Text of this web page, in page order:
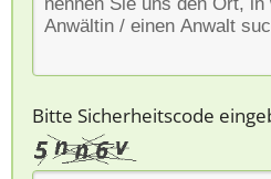
Bitte Sicherheitscode